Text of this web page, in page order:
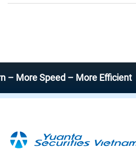
– More Efficient